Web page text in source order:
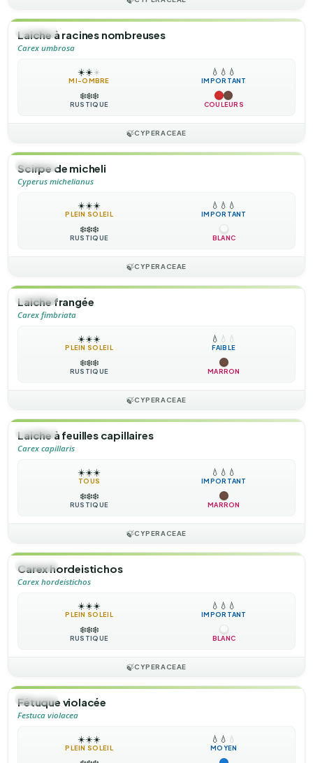
🌿HERBE
Laiche à racines nombreuses
Carex umbrosa
☀️☀️☀️
MI-OMBRE
💧 💧 💧
IMPORTANT
❄️❄️❄️
RUSTIQUE COULEURS
🍃CYPERACEAE
🌿HERBE
Scirpe de micheli
Cyperus michelianus
☀️☀️☀️
PLEIN SOLEIL
💧 💧 💧
IMPORTANT
❄️❄️❄️
RUSTIQUE BLANC
🍃CYPERACEAE
🌿HERBE
Laiche frangée
Carex fimbriata
☀️☀️☀️
PLEIN SOLEIL
💧 💧 💧
FAIBLE
❄️❄️❄️
RUSTIQUE MARRON
🍃CYPERACEAE
🌿HERBE
Laiche à feuilles capillaires
Carex capillaris
☀️☀️☀️
TOUS
💧 💧 💧
IMPORTANT
❄️❄️❄️
RUSTIQUE MARRON
🍃CYPERACEAE
🌿HERBE
Carex hordeistichos
Carex hordeistichos
☀️☀️☀️
PLEIN SOLEIL
💧 💧 💧
IMPORTANT
❄️❄️❄️
RUSTIQUE BLANC
🍃CYPERACEAE
🌿HERBE
Fétuque violacée
Festuca violacea
☀️☀️☀️
PLEIN SOLEIL
💧 💧 💧
MOYEN